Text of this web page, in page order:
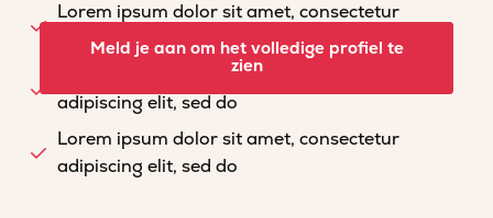
Lorem ipsum dolor sit amet, consectetur
adipiscing elit, sed do
Lorem ipsum dolor sit amet, consectetur
adipiscing elit, sed do
Lorem ipsum dolor sit amet, consectetur
adipiscing elit, sed do
Meld je aan om het volledige profiel te
zien